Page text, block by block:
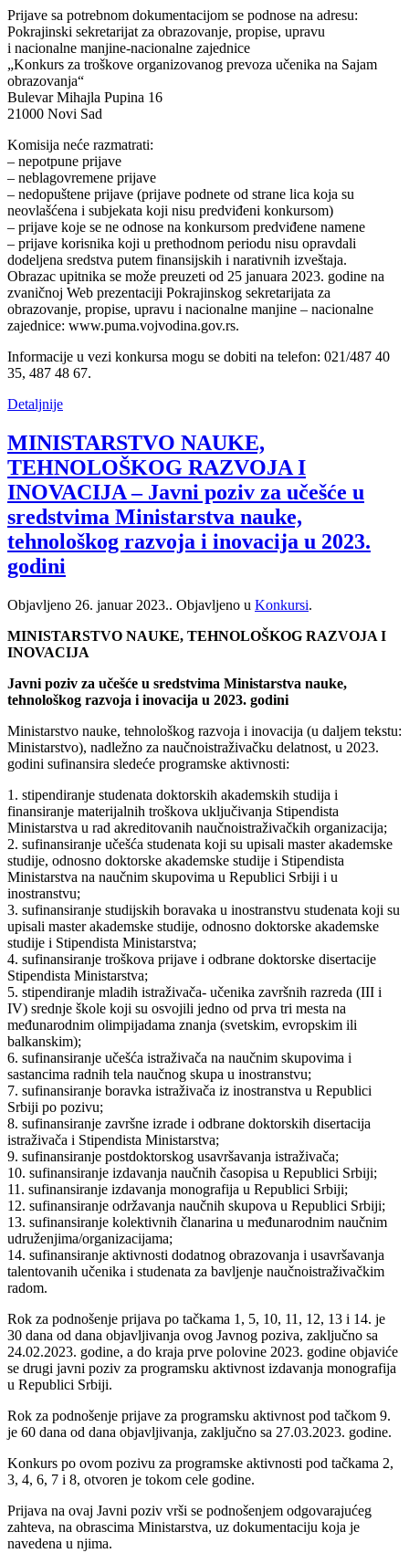
Prijave sa potrebnom dokumentacijom se podnose na adresu:
Pokrajinski sekretarijat za obrazovanje, propise, upravu
i nacionalne manjine-nacionalne zajednice
„Konkurs za troškove organizovanog prevoza učenika na Sajam
obrazovanja“
Bulevar Mihajla Pupina 16
21000 Novi Sad
Komisija neće razmatrati:
– nepotpune prijave
– neblagovremene prijave
– nedopuštene prijave (prijave podnete od strane lica koja su
neovlašćena i subjekata koji nisu predviđeni konkursom)
– prijave koje se ne odnose na konkursom predviđene namene
– prijave korisnika koji u prethodnom periodu nisu opravdali
dodeljena sredstva putem finansijskih i narativnih izveštaja.
Obrazac upitnika se može preuzeti od 25 januara 2023. godine na
zvaničnoj Web prezentaciji Pokrajinskog sekretarijata za
obrazovanje, propise, upravu i nacionalne manjine – nacionalne
zajednice: www.puma.vojvodina.gov.rs.
Informacije u vezi konkursa mogu se dobiti na telefon: 021/487 40
35, 487 48 67.
Detaljnije
MINISTARSTVO NAUKE,
TEHNOLOŠKOG RAZVOJA I
INOVACIJA – Javni poziv za učešće u
sredstvima Ministarstva nauke,
tehnološkog razvoja i inovacija u 2023.
godini
Objavljeno 26. januar 2023.. Objavljeno u Konkursi.
MINISTARSTVO NAUKE, TEHNOLOŠKOG RAZVOJA I
INOVACIJA
Javni poziv za učešće u sredstvima Ministarstva nauke,
tehnološkog razvoja i inovacija u 2023. godini
Ministarstvo nauke, tehnološkog razvoja i inovacija (u daljem tekstu:
Ministarstvo), nadležno za naučnoistraživačku delatnost, u 2023.
godini sufinansira sledeće programske aktivnosti:
1. stipendiranje studenata doktorskih akademskih studija i
finansiranje materijalnih troškova uključivanja Stipendista
Ministarstva u rad akreditovanih naučnoistraživačkih organizacija;
2. sufinansiranje učešća studenata koji su upisali master akademske
studije, odnosno doktorske akademske studije i Stipendista
Ministarstva na naučnim skupovima u Republici Srbiji i u
inostranstvu;
3. sufinansiranje studijskih boravaka u inostranstvu studenata koji su
upisali master akademske studije, odnosno doktorske akademske
studije i Stipendista Ministarstva;
4. sufinansiranje troškova prijave i odbrane doktorske disertacije
Stipendista Ministarstva;
5. stipendiranje mladih istraživača- učenika završnih razreda (III i
IV) srednje škole koji su osvojili jedno od prva tri mesta na
međunarodnim olimpijadama znanja (svetskim, evropskim ili
balkanskim);
6. sufinansiranje učešća istraživača na naučnim skupovima i
sastancima radnih tela naučnog skupa u inostranstvu;
7. sufinansiranje boravka istraživača iz inostranstva u Republici
Srbiji po pozivu;
8. sufinansiranje završne izrade i odbrane doktorskih disertacija
istraživača i Stipendista Ministarstva;
9. sufinansiranje postdoktorskog usavršavanja istraživača;
10. sufinansiranje izdavanja naučnih časopisa u Republici Srbiji;
11. sufinansiranje izdavanja monografija u Republici Srbiji;
12. sufinansiranje održavanja naučnih skupova u Republici Srbiji;
13. sufinansiranje kolektivnih članarina u međunarodnim naučnim
udruženjima/organizacijama;
14. sufinansiranje aktivnosti dodatnog obrazovanja i usavršavanja
talentovanih učenika i studenata za bavljenje naučnoistraživačkim
radom.
Rok za podnošenje prijava po tačkama 1, 5, 10, 11, 12, 13 i 14. je
30 dana od dana objavljivanja ovog Javnog poziva, zaključno sa
24.02.2023. godine, a do kraja prve polovine 2023. godine objaviće
se drugi javni poziv za programsku aktivnost izdavanja monografija
u Republici Srbiji.
Rok za podnošenje prijave za programsku aktivnost pod tačkom 9.
je 60 dana od dana objavljivanja, zaključno sa 27.03.2023. godine.
Konkurs po ovom pozivu za programske aktivnosti pod tačkama 2,
3, 4, 6, 7 i 8, otvoren je tokom cele godine.
Prijava na ovaj Javni poziv vrši se podnošenjem odgovarajućeg
zahteva, na obrascima Ministarstva, uz dokumentaciju koja je
navedena u njima.